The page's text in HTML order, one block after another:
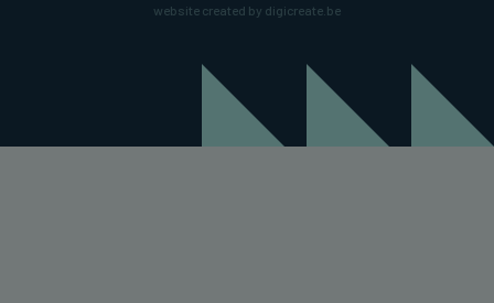
website created by digicreate.be